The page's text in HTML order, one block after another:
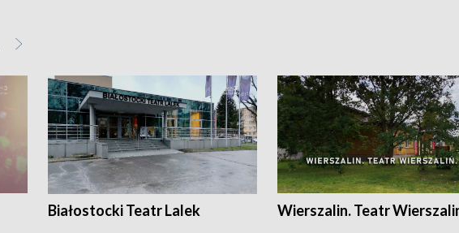
Białostocki Teatr Lalek Wierszalin. Teatr